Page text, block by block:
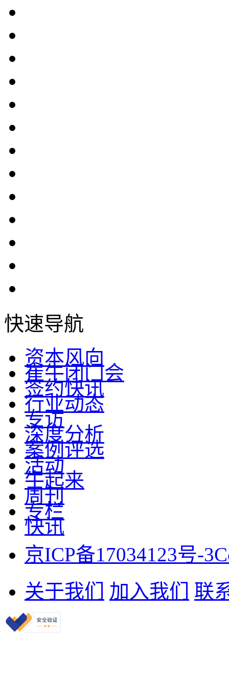
快速导航
资本风向
崔牛闭门会
签约快讯
行业动态
专访
深度分析
案例评选
活动
牛起来
周刊
专栏
快讯
京ICP备17034123号-3
关于我们
加入我们 联